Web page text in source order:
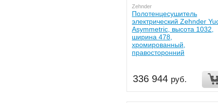
Zehnder
Полотенцесушитель
электрический Zehnder
Asymmetric, высота 1032,
ширина 478,
хромированный,
правосторонний
336 944 руб.